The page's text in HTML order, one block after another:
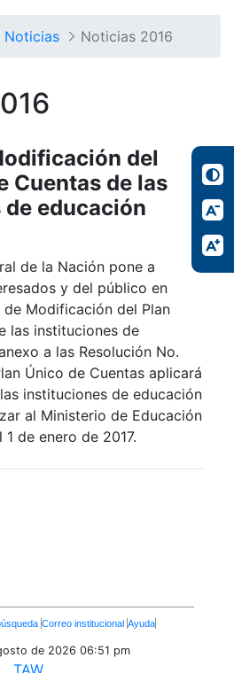
Noticias Noticias 2016
del
Cuentas de las
educación
de la Nación pone a
y del público en
Modificación del Plan
las instituciones de
a las Resolución No.
Único de Cuentas aplicará
instituciones de educación
al Ministerio de Educación
de enero de 2017.
Correo institucional Ayuda
de 2026 06:51 pm